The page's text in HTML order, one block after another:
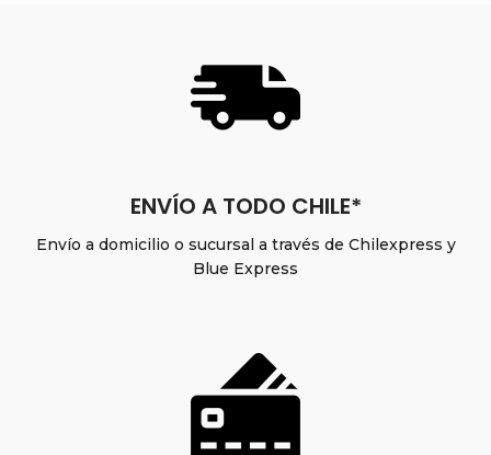
ENVÍO A TODO CHILE*
Envío a domicilio o sucursal a través de Chilexpress y
Blue Express